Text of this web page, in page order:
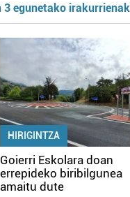
3 egunetako irakurrienak
HIRIGINTZA
Goierri Eskolara doan
errepideko biribilgunea
amaitu dute